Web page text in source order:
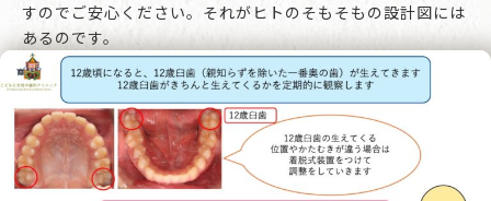
すのでご安心ください。それがヒトのそもそもの設計図には
あるのです。